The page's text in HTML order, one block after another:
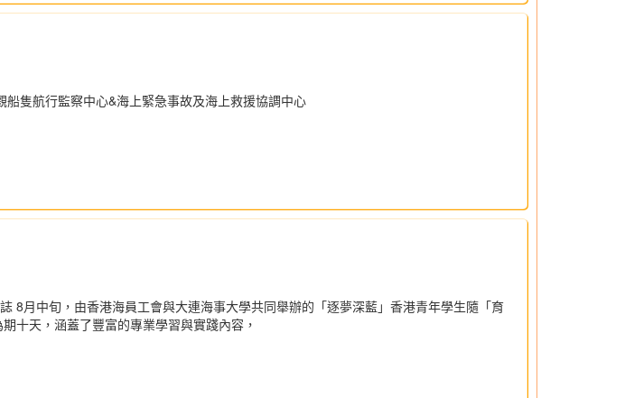
隻航行監察中心&海上緊急事故及海上救援協調中心
8月中旬，由香港海員工會與大連海事大學共同舉辦的「逐夢深藍」香港青年學生隨「育
十天，涵蓋了豐富的專業學習與實踐內容，